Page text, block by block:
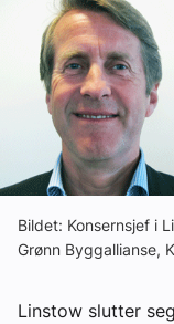
Tips oss
Ledige stillinger
eBlad
Aktivitetskalender
Bildet: Konsernsjef i
Grønn Byggallianse,
Linstow slutter